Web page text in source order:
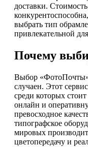
доставки.
выбрать тип
привлекательной
Почему
Выбор «ФотоПочты»
случаен. Этот
среди которых стоит
онлайн и
превосходное
типографское
мировых
цветопередачу и